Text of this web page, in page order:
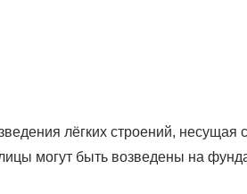
лёгких строений, несущая
могут быть возведены на